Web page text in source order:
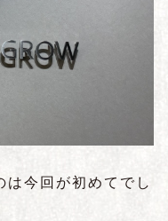
は今回が初めてでし